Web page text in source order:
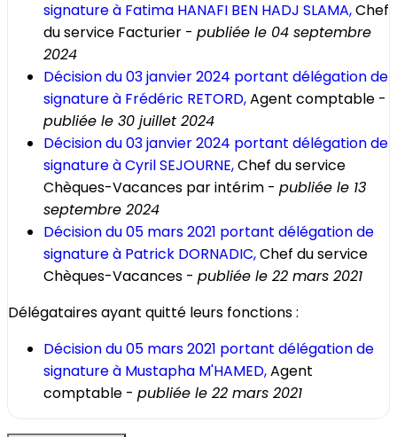
signature à Fatima HANAFI BEN HADJ SLAMA,Chef
du service Facturier - publiée le 04 septembre
2024
Décision du 03 janvier 2024 portant délégation de
signature à Frédéric RETORD,Agent comptable -
publiée le 30 juillet 2024
Décision du 03 janvier 2024 portant délégation de
signature à Cyril SEJOURNE,Chef du service
Chèques-Vacances par intérim - publiée le 13
septembre 2024
Décision du 05 mars 2021 portant délégation de
signature à Patrick DORNADIC,Chef du service
Chèques-Vacances - publiée le 22 mars 2021
Délégataires ayant quitté leurs fonctions :
Décision du 05 mars 2021 portant délégation de
signature à Mustapha M'HAMED,Agent
comptable - publiée le 22 mars 2021